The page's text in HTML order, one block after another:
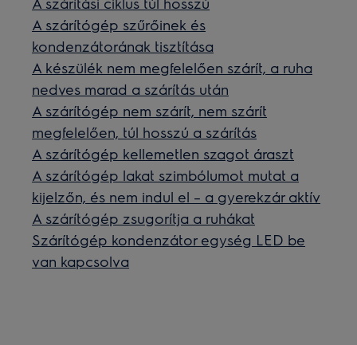
A szárítógép szűrőinek és
kondenzátorának tisztítása
A készülék nem megfelelően szárít, a ruha
nedves marad a szárítás után
A szárítógép nem szárít, nem szárít
megfelelően, túl hosszú a szárítás
A szárítógép kellemetlen szagot áraszt
A szárítógép lakat szimbólumot mutat a
kijelzőn, és nem indul el – a gyerekzár aktív
A szárítógép zsugorítja a ruhákat
Szárítógép kondenzátor egység LED be
van kapcsolva